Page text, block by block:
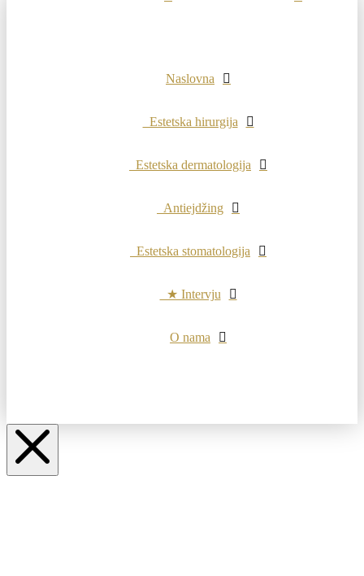
Naslovna
Estetska hirurgija
Estetska dermatologija
Antiejdžing
Estetska stomatologija
★ Intervju
O nama